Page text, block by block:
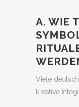
A. WIE
Viele
kreative